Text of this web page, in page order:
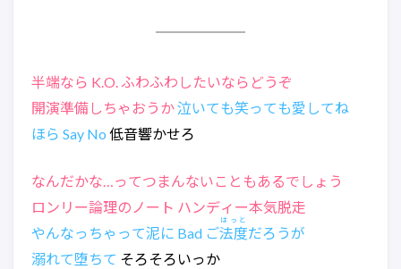
半端なら K.O. ふわふわしたいならどうぞ
開演準備しちゃおうか泣いても笑っても愛してね
ほら Say No 低音響かせろ
なんだかな…ってつまんないこともあるでしょう
ロンリー論理のノート ハンディー本気脱走
やんなっちゃって泥に Bad ご法度
はっと
だろうが
溺れて堕ちて そろそろいっか